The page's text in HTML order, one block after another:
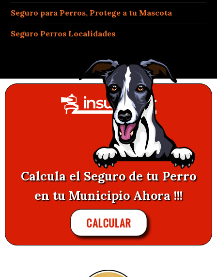
Seguro para Perros, Protege a tu Mascota
Seguro Perros Localidades
Calcula el Seguro de tu Perro
en tu Municipio Ahora !!!
CALCULAR